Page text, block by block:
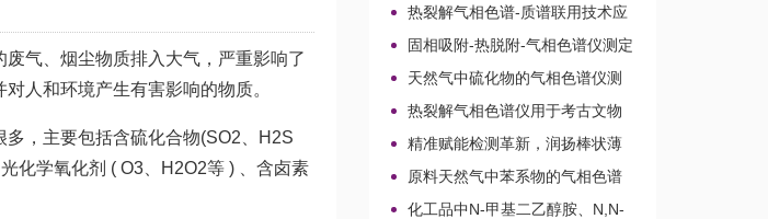
气、烟尘物质排入大气，严重影响了
人和环境产生有害影响的物质。
，主要包括含硫化合物(SO2、H2S
化学氧化剂 ( O3、H2O2等 ) 、含卤素
热裂解气相色谱-质谱联用技术应
用于贝叶经木质纤维素的微生物降
解机理
固相吸附-热脱附-气相色谱仪测定
无组织排放空气中15种乙酸酯类化
合物的含量
天然气中硫化物的气相色谱仪测
定方法比较及分析方法新技术
热裂解气相色谱仪用于考古文物
鉴定和古建筑材料分析
精准赋能检测革新，润扬棒状薄
层色谱仪铸就国产分析新标杆
原料天然气中苯系物的气相色谱
仪分析路线
化工品中N-甲基二乙醇胺、N,N-